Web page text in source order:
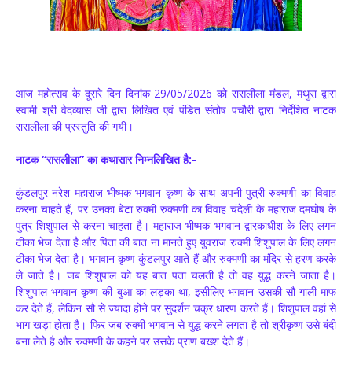
आज महोत्सव के दूसरे दिन दिनांक 29/05/2026 को रासलीला मंडल, मथुरा द्वारा
स्वामी श्री वेदव्यास जी द्वारा लिखित एवं पंडित संतोष पचौरी द्वारा निर्देशित नाटक
रासलीला की प्रस्तुति की गयी।
नाटक “रासलीला” का कथासार निम्नलिखित है:-
कुंडलपुर नरेश महाराज भीष्मक भगवान कृष्ण के साथ अपनी पुत्री रुक्मणी का विवाह
करना चाहते हैं, पर उनका बेटा रुक्मी रुक्मणी का विवाह चंदेली के महाराज दमघोष के
पुत्र शिशुपाल से करना चाहता है। महाराज भीष्मक भगवान द्वारकाधीश के लिए लगन
टीका भेज देता है और पिता की बात ना मानते हुए युवराज रुक्मी शिशुपाल के लिए लगन
टीका भेज देता है। भगवान कृष्ण कुंडलपुर आते हैं और रुक्मणी का मंदिर से हरण करके
ले जाते है। जब शिशुपाल को यह बात पता चलती है तो वह युद्ध करने जाता है।
शिशुपाल भगवान कृष्ण की बुआ का लड़का था, इसीलिए भगवान उसकी सौ गाली माफ
कर देते हैं, लेकिन सौ से ज्यादा होने पर सुदर्शन चक्र धारण करते हैं। शिशुपाल वहां से
भाग खड़ा होता है। फिर जब रुक्मी भगवान से युद्ध करने लगता है तो श्रीकृष्ण उसे बंदी
बना लेते है और रुक्मणी के कहने पर उसके प्राण बख्श देते हैं।